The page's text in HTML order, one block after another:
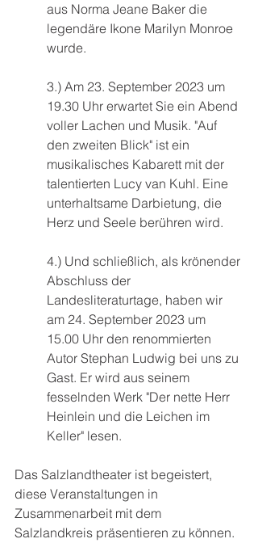
aus Norma Jeane Baker die
legendäre Ikone Marilyn Monroe
wurde.
3.) Am 23. September 2023 um
19.30 Uhr erwartet Sie ein Abend
voller Lachen und Musik. "Auf
den zweiten Blick" ist ein
musikalisches Kabarett mit der
talentierten Lucy van Kuhl. Eine
unterhaltsame Darbietung, die
Herz und Seele berühren wird.
4.) Und schließlich, als krönender
Abschluss der
Landesliteraturtage, haben wir
am 24. September 2023 um
15.00 Uhr den renommierten
Autor Stephan Ludwig bei uns zu
Gast. Er wird aus seinem
fesselnden Werk "Der nette Herr
Heinlein und die Leichen im
Keller" lesen.
Das Salzlandtheater ist begeistert,
diese Veranstaltungen in
Zusammenarbeit mit dem
Salzlandkreis präsentieren zu können.